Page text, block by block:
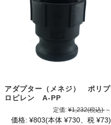
アダプター（メネジ） ポリプ
ロピレン A-PP
定価: ¥1,232(税込) ～
価格: ¥803(本体 ¥730、税 ¥73)